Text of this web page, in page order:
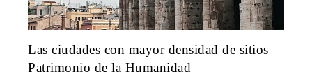
Las ciudades con mayor densidad de sitios
Patrimonio de la Humanidad